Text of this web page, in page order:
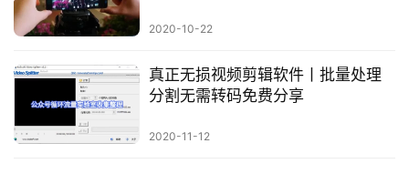
2020-10-22
真正无损视频剪辑软件丨批量处理
分割无需转码免费分享
2020-11-12